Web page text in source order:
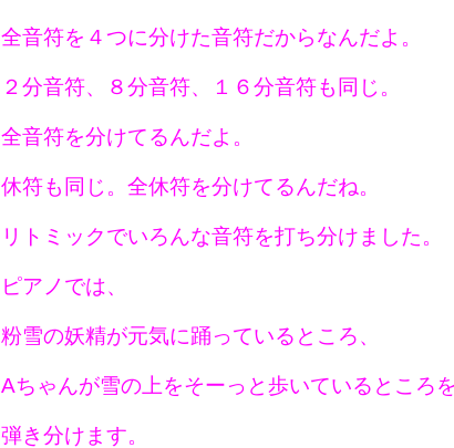
全音符を４つに分けた音符だからなんだよ。
２分音符、８分音符、１６分音符も同じ。
全音符を分けてるんだよ。
休符も同じ。全休符を分けてるんだね。
リトミックでいろんな音符を打ち分けました。
ピアノでは、
粉雪の妖精が元気に踊っているところ、
Aちゃんが雪の上をそーっと歩いているところ
弾き分けます。